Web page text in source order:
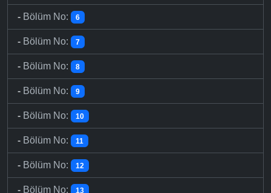
- Bölüm No: 6
- Bölüm No: 7
- Bölüm No: 8
- Bölüm No: 9
- Bölüm No: 10
- Bölüm No: 11
- Bölüm No: 12
- Bölüm No: 13